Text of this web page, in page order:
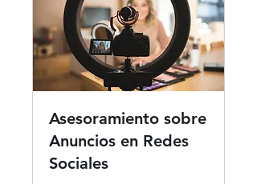
Asesoramiento sobre
Anuncios en Redes
Sociales